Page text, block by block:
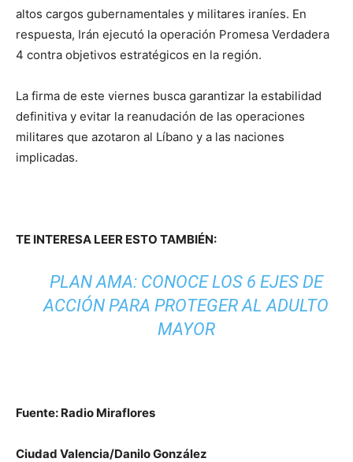
altos cargos gubernamentales y militares iraníes. En
respuesta, Irán ejecutó la operación Promesa Verdadera
4 contra objetivos estratégicos en la región.
La firma de este viernes busca garantizar la estabilidad
definitiva y evitar la reanudación de las operaciones
militares que azotaron al Líbano y a las naciones
implicadas.
TE INTERESA LEER ESTO TAMBIÉN:
PLAN AMA: CONOCE LOS 6 EJES DE
ACCIÓN PARA PROTEGER AL ADULTO
MAYOR
Fuente: Radio Miraflores
Ciudad Valencia/Danilo González